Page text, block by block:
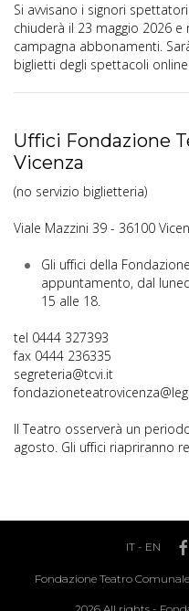
Si avvisano i signori
chiuderà il 23 maggio 2026
campagna abbonamenti.
biglietti degli spettacoli
Uffici Fondazione
Vicenza
(no servizio biglietteria)
Viale Mazzini 39 - 36100
Gli uffici della
appuntamento, dal
15 alle 18.
tel 0444 327393
fax 0444 236335
segreteria@tcvi.it
Il Teatro osserverà un
agosto. Gli uffici riapriranno
IT- EN
Fondazione Teatro